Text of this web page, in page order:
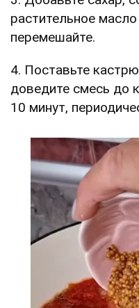
растительное
перемешайте.
4. Поставьте
доведите смесь до
10 минут,